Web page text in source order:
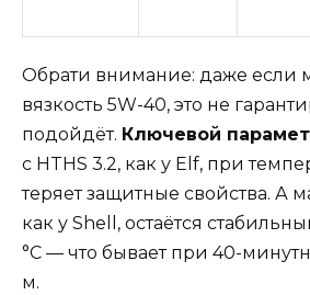
Обрати внимание: даже если
вязкость 5W-40, это не
подойдёт. Ключевой
с HTHS 3.2, как у Elf, при
теряет защитные свойства. А
как у Shell, остаётся
°C — что бывает при 40-
м.